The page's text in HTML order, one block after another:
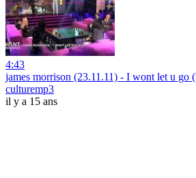
4:43
james morrison (23.11.11) - I wont let u go
culturemp3
il y a 15 ans